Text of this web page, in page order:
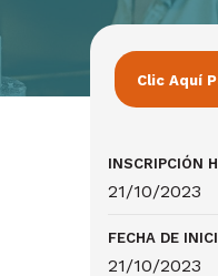
Clic Aquí
INSCRIPCIÓN
21/10/2023
FECHA DE
21/10/2023